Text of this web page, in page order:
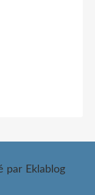
par Eklablog